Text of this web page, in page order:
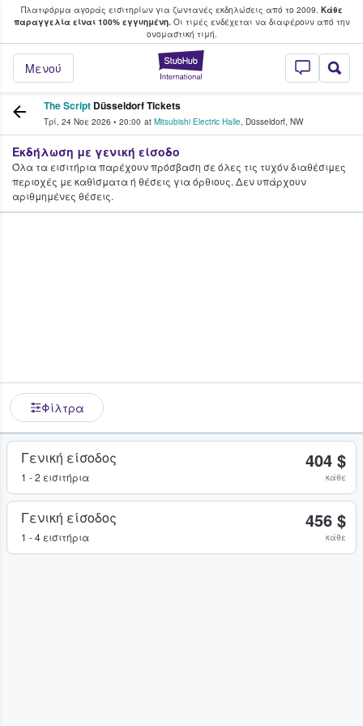
Πλατφόρμα αγοράς εισιτηρίων για ζωντανές εκδηλώσεις από το 2009. Κάθε
παραγγελία είναι 100% εγγυημένη.Οι τιμές ενδέχεται να διαφέρουν από την
oνομαστική τιμή.
StubHub - Όπου
Μενού
φαν αγοράζουν και πουλούν
The Script Düsseldorf Tickets
Τρί, 24 Νοε 2026 • 20:00 at Mitsubishi Electric Halle, Düsseldorf, NW
Εκδήλωση με γενική είσοδο
Όλα τα εισιτήρια παρέχουν πρόσβαση σε όλες τις τυχόν διαθέσιμες
περιοχές με καθίσματα ή θέσεις για όρθιους. Δεν υπάρχουν
αριθμημένες θέσεις.
Φίλτρα
Γενική είσοδος
1 - 2 εισιτήρια
404 $
κάθε
Γενική είσοδος
1 - 4 εισιτήρια
456 $
κάθε